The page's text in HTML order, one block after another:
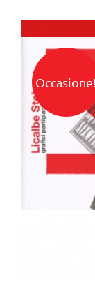
Occasione!